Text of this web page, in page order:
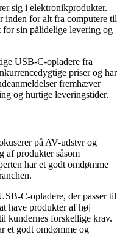
sig i elektronikprodukter.
inden for alt fra computere til
for sin pålidelige levering og
USB-C-opladere fra
priser og har
fremhæver
og hurtige leveringstider.
på AV-udstyr og
af produkter såsom
har et godt omdømme
C-opladere, der passer til
have produkter af høj
kundernes forskellige krav.
et godt omdømme og